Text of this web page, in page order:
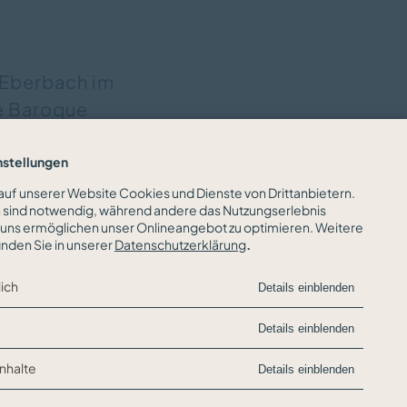
unserer Website Cookies und Dienste von Drittanbietern.
sind notwendig, während andere das Nutzungserlebnis
ermöglichen unser Onlineangebot zu optimieren. Weitere
Sie in unsererDatenschutzerklärung.
Details einblenden
Details einblenden
Details einblenden